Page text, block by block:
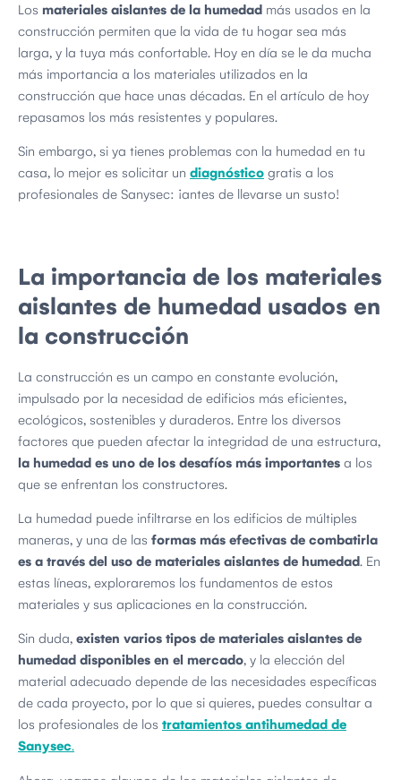
Los materiales aislantes de la humedad más usados en la
construcción permiten que la vida de tu hogar sea más
larga, y la tuya más confortable. Hoy en día se le da mucha
más importancia a los materiales utilizados en la
construcción que hace unas décadas. En el artículo de hoy
repasamos los más resistentes y populares.
Sin embargo, si ya tienes problemas con la humedad en tu
casa, lo mejor es solicitar un diagnóstico gratis a los
profesionales de Sanysec: ¡antes de llevarse un susto!
La importancia de los materiales
aislantes de humedad usados en
la construcción
La construcción es un campo en constante evolución,
impulsado por la necesidad de edificios más eficientes,
ecológicos, sostenibles y duraderos. Entre los diversos
factores que pueden afectar la integridad de una estructura,
la humedad es uno de los desafíos más importantes a los
que se enfrentan los constructores.
La humedad puede infiltrarse en los edificios de múltiples
maneras, y una de las formas más efectivas de combatirla
es a través del uso de materiales aislantes de humedad. En
estas líneas, exploraremos los fundamentos de estos
materiales y sus aplicaciones en la construcción.
Sin duda, existen varios tipos de materiales aislantes de
humedad disponibles en el mercado, y la elección del
material adecuado depende de las necesidades específicas
de cada proyecto, por lo que si quieres, puedes consultar a
los profesionales de los tratamientos antihumedad de
Sanysec.